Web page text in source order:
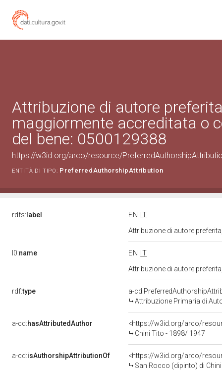
Attribuzione di autore
maggiormente accreditata o
del bene: 0500129388
https://w3id.org/arco/resource/
ENTITÀ DI TIPO: PreferredAuthorshipAttribution
rdfs: label EN
IT
Attribuzione di autore
l0:name EN
IT
Attribuzione di autore
rdf:type
a-
Attribuzione Primaria di
a-cd:hasAttributedAuthor
<https://w3id.org/arco/
Chini Tito - 1898/ 1947
a-cd:isAuthorshipAttributionOf
<https://w3id.org/arco/
San Rocco (dipinto) di